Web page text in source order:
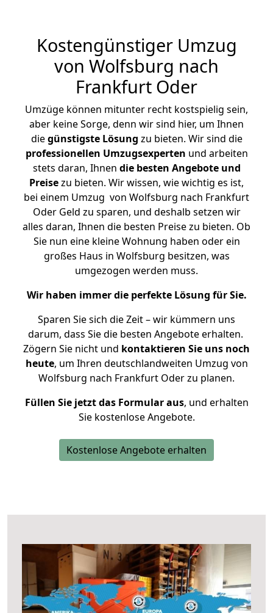
Kostengünstiger Umzug
von Wolfsburg nach
Frankfurt Oder
Umzüge können mitunter recht kostspielig sein,
aber keine Sorge, denn wir sind hier, um Ihnen
diegünstigste Lösung zu bieten. Wir sind die
professionellen Umzugsexperten und arbeiten
stets daran, Ihnen die besten Angebote und
Preisezu bieten. Wir wissen, wie wichtig es ist,
bei einem Umzug von Wolfsburg nach Frankfurt
Oder Geld zu sparen, und deshalb setzen wir
alles daran, Ihnen die besten Preise zu bieten. Ob
Sie nun eine kleine Wohnung haben oder ein
großes Haus in Wolfsburg besitzen, was
umgezogen werden muss.
Wir haben immer die perfekte Lösung für Sie.
Sparen Sie sich die Zeit – wir kümmern uns
darum, dass Sie die besten Angebote erhalten.
Zögern Sie nicht und kontaktieren Sie uns noch
heute, um Ihren deutschlandweiten Umzug von
Wolfsburg nach Frankfurt Oder zu planen.
Füllen Sie jetzt das Formular aus, und erhalten
Sie kostenlose Angebote.
Kostenlose Angebote erhalten